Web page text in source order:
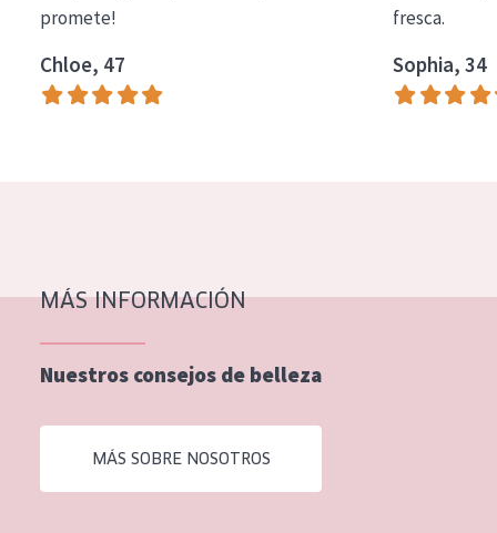
COLECCIÓN
Essentials
Lift+
Piel normal y seca
Piel mixata o grasa
Piel madura
Piel expuesta al sol
Piel menopáusica
promete!
Chloe, 47
fresca.
Sophia, 34
MÁS INFORMACIÓN
Nuestros consejos de belleza
MÁS SOBRE NOSOTROS